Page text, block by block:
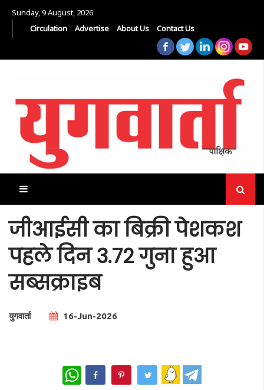
Sunday, 9 August, 2026
Circulation
Advertise About Us Contact Us
जीआईसी का बिक्री पेशकश
पहले दिन 3.72 गुना हुआ
सब्सक्राइब
युगवार्ता 16-Jun-2026
WhatsApp